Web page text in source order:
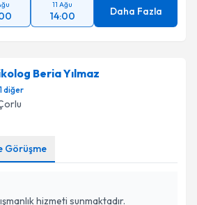
11 Ağu
14:00 Daha Fazla
Beria Yılmaz
diğer
Çorlu
Görüşme